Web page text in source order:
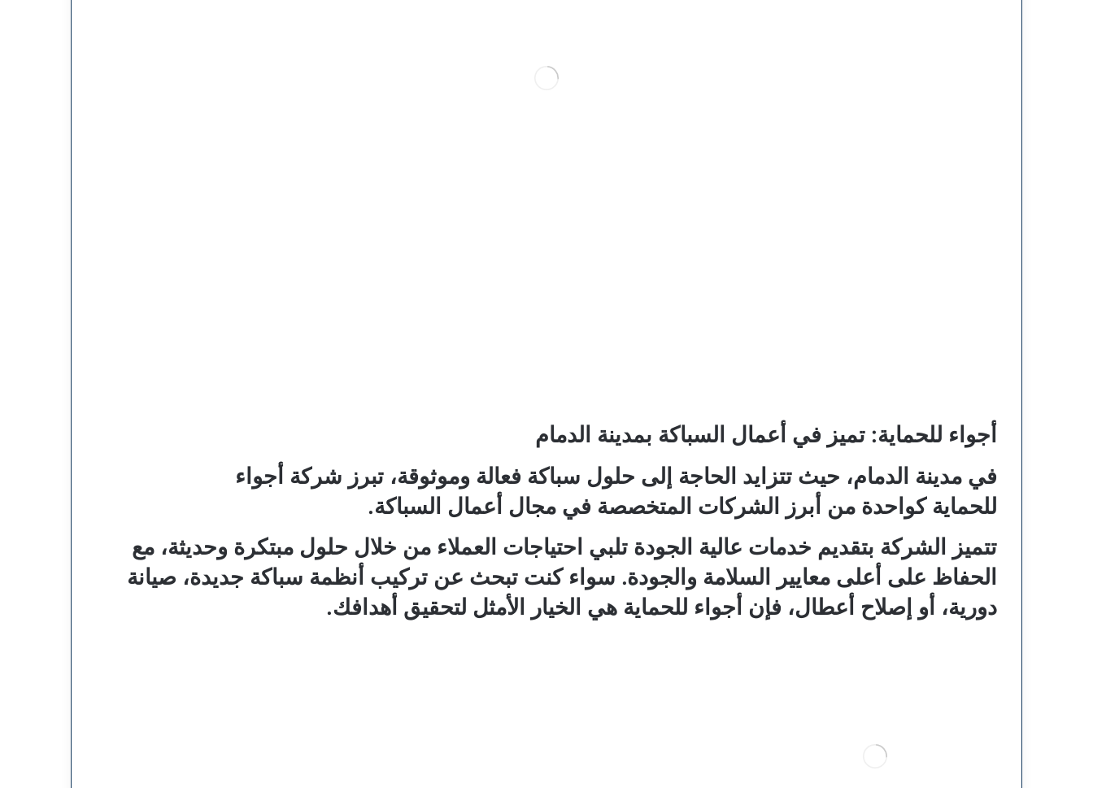
أجواء للحماية: تميز في أعمال السباكة بمدينة الدمام
في مدينة الدمام، حيث تتزايد الحاجة إلى حلول سباكة فعالة وموثوقة، تبرز شركة أجواء
للحماية كواحدة من أبرز الشركات المتخصصة في مجال أعمال السباكة.
تتميز الشركة بتقديم خدمات عالية الجودة تلبي احتياجات العملاء من خلال حلول مبتكرة وحديثة، مع
الحفاظ على أعلى معايير السلامة والجودة. سواء كنت تبحث عن تركيب أنظمة سباكة جديدة، صيانة
دورية، أو إصلاح أعطال، فإن أجواء للحماية هي الخيار الأمثل لتحقيق أهدافك.